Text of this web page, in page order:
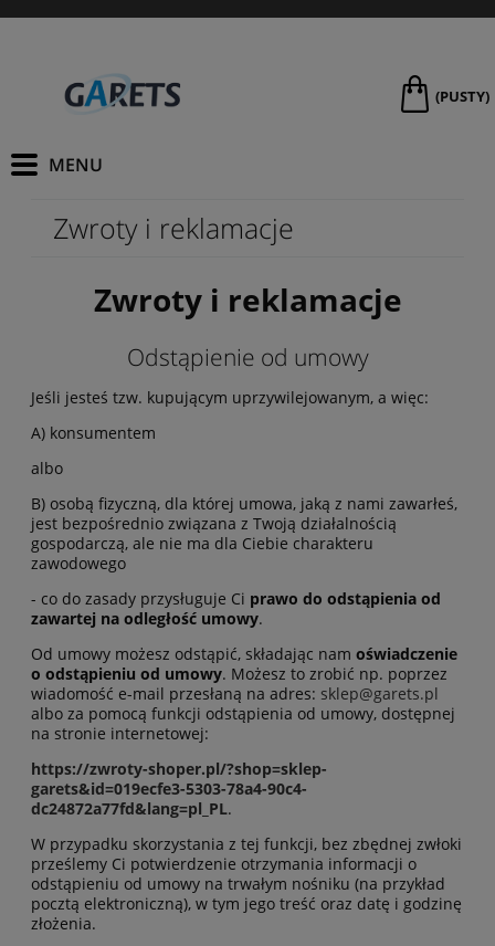
(PUSTY)
Zwroty i reklamacje
Zwroty i reklamacje
Odstąpienie od umowy
Jeśli jesteś tzw. kupującym uprzywilejowanym, a więc:
A) konsumentem
albo
B) osobą fizyczną, dla której umowa, jaką z nami zawarłeś,
jest bezpośrednio związana z Twoją działalnością
gospodarczą, ale nie ma dla Ciebie charakteru
zawodowego
- co do zasady przysługuje Ci prawo do odstąpienia od
zawartej na odległość umowy.
Od umowy możesz odstąpić, składając nam oświadczenie
o odstąpieniu od umowy. Możesz to zrobić np. poprzez
wiadomość e-mail przesłaną na adres: sklep@garets.pl
albo za pomocą funkcji odstąpienia od umowy, dostępnej
na stronie internetowej:
https://zwroty-shoper.pl/?shop=sklep-
garets&id=019ecfe3-5303-78a4-90c4-
dc24872a77fd&lang=pl_PL.
W przypadku skorzystania z tej funkcji, bez zbędnej zwłoki
prześlemy Ci potwierdzenie otrzymania informacji o
odstąpieniu od umowy na trwałym nośniku (na przykład
pocztą elektroniczną), w tym jego treść oraz datę i godzinę
złożenia.